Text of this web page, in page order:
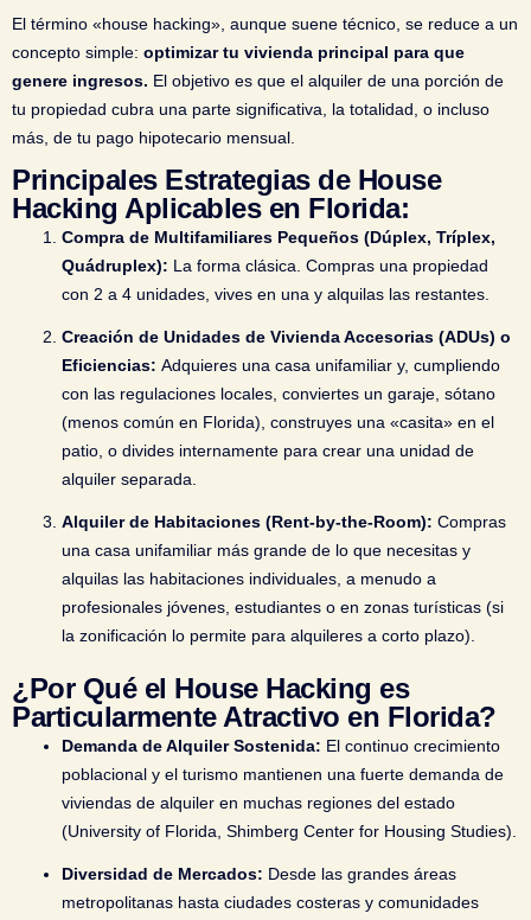
El término «house hacking», aunque suene técnico, se reduce a un
concepto simple: optimizar tu vivienda principal para que
genere ingresos. El objetivo es que el alquiler de una porción de
tu propiedad cubra una parte significativa, la totalidad, o incluso
más, de tu pago hipotecario mensual.
Principales Estrategias de House
Hacking Aplicables en Florida:
Compra de Multifamiliares Pequeños (Dúplex, Tríplex,
Quádruplex): La forma clásica. Compras una propiedad
con 2 a 4 unidades, vives en una y alquilas las restantes.
Creación de Unidades de Vivienda Accesorias (ADUs) o
Eficiencias: Adquieres una casa unifamiliar y, cumpliendo
con las regulaciones locales, conviertes un garaje, sótano
(menos común en Florida), construyes una «casita» en el
patio, o divides internamente para crear una unidad de
alquiler separada.
Alquiler de Habitaciones (Rent-by-the-Room): Compras
una casa unifamiliar más grande de lo que necesitas y
alquilas las habitaciones individuales, a menudo a
profesionales jóvenes, estudiantes o en zonas turísticas (si
la zonificación lo permite para alquileres a corto plazo).
¿Por Qué el House Hacking es
Particularmente Atractivo en Florida?
Demanda de Alquiler Sostenida: El continuo crecimiento
poblacional y el turismo mantienen una fuerte demanda de
viviendas de alquiler en muchas regiones del estado
(University of Florida, Shimberg Center for Housing Studies).
Diversidad de Mercados: Desde las grandes áreas
metropolitanas hasta ciudades costeras y comunidades